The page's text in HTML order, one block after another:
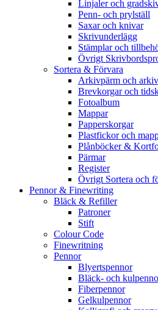
Linjaler och
Penn- och prylställ
Saxar och knivar
Skrivunderlägg
Stämplar och
Övrigt
Sortera & Förvara
Arkivpärm och
Brevkorgar och
Fotoalbum
Mappar
Papperskorgar
Plastfickor och
Plånböcker &
Pärmar
Register
Övrigt Sortera och
Pennor & Finewriting
Bläck & Refiller
Patroner
Stift
Colour Code
Finewritning
Pennor
Blyertspennor
Bläck- och
Fiberpennor
Gelkulpennor